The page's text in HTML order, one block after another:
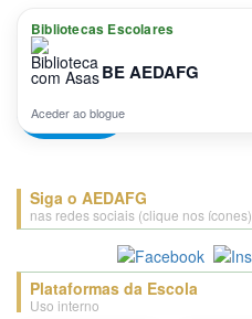
Atividades
PoradminNão
Inglês
Bibliotecas Escolares
BE AEDAFG
Aceder ao blogue
Siga o AEDAFG
nas redes sociais (clique nos ícones)
Plataformas da Escola
Uso interno